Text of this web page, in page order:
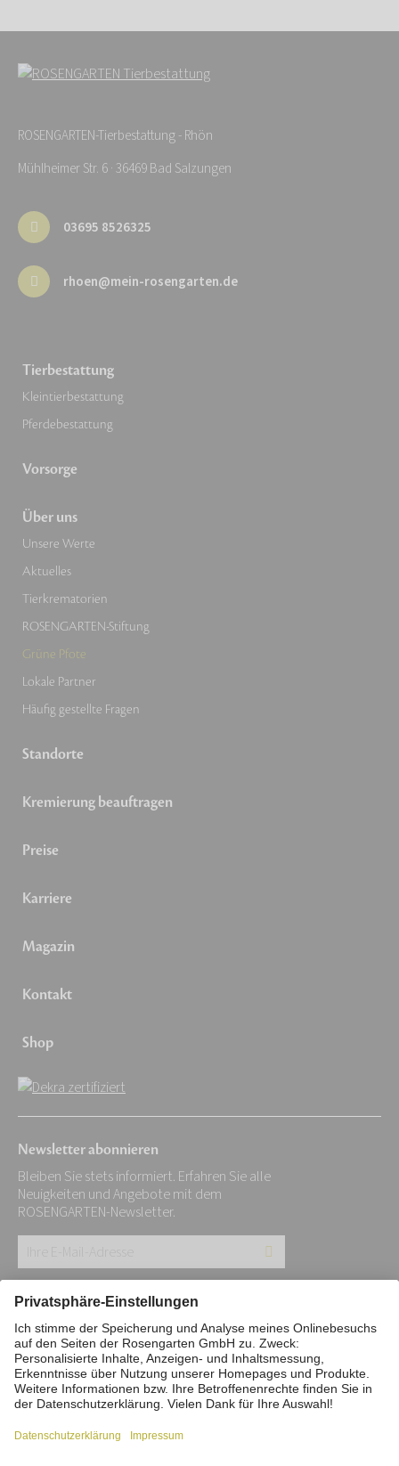
ROSENGARTEN-Tierbestattung - Rhön
Mühlheimer Str. 6 · 36469 Bad Salzungen
03695 8526325
rhoen@mein-rosengarten.de
Tierbestattung
Kleintierbestattung
Pferdebestattung
Vorsorge
Über uns
Unsere Werte
Aktuelles
Tierkrematorien
ROSENGARTEN-Stiftung
Grüne Pfote
Lokale Partner
Häufig gestellte Fragen
Standorte
Kremierung beauftragen
Preise
Karriere
Magazin
Kontakt
Shop
Newsletter abonnieren
Bleiben Sie stets informiert. Erfahren Sie alle
Neuigkeiten und Angebote mit dem
ROSENGARTEN-Newsletter.
E-
Mail-
Adresse:
*
Impressum Datenschutz
Stiftung
Interne Meldestelle
Zahlungsmittel
Barrierefreiheitserklärung
Vertrag widerrufen